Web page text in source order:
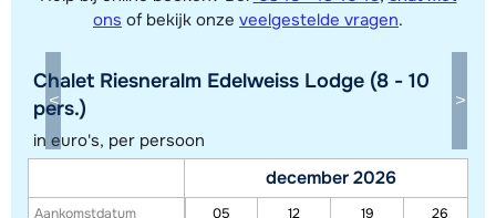
Toon alle accommodaties in dit gebied
Deze kaart geeft een indicatie van de ligging van onze accommodaties. De
exacte locatie kan enigszins afwijken.
ons of bekijk onze veelgestelde vragen.
Chalet Riesneralm Edelweiss Lodge (8 - 10
pers.)
in euro's, per persoon
Aankomstdatum
december 2026
05 12 19
26